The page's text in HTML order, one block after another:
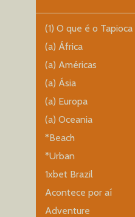
(1) O que é o Tapioca
(a) África
(a) Américas
(a) Ásia
(a) Europa
(a) Oceania
*Beach
*Urban
1xbet Brazil
Acontece por aí
Adventure